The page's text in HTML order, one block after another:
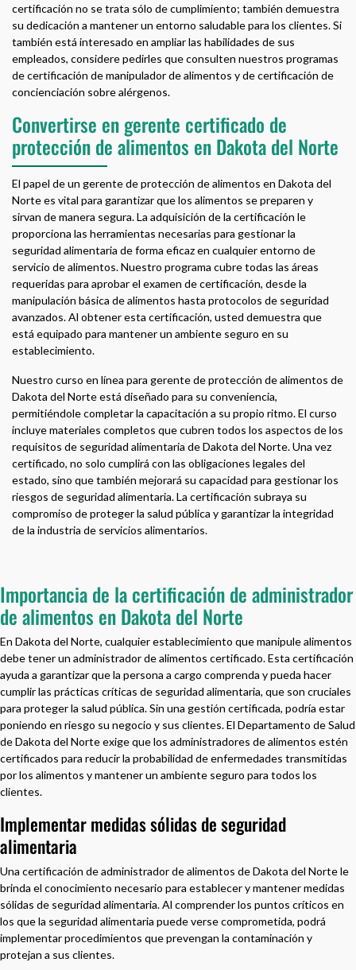
certificación no se trata sólo de cumplimiento; también demuestra
su dedicación a mantener un entorno saludable para los clientes. Si
también está interesado en ampliar las habilidades de sus
empleados, considere pedirles que consulten nuestros programas
de certificación de manipulador de alimentos y de certificación de
concienciación sobre alérgenos.
Convertirse en gerente certificado de
protección de alimentos en Dakota del Norte
El papel de un gerente de protección de alimentos en Dakota del
Norte es vital para garantizar que los alimentos se preparen y
sirvan de manera segura. La adquisición de la certificación le
proporciona las herramientas necesarias para gestionar la
seguridad alimentaria de forma eficaz en cualquier entorno de
servicio de alimentos. Nuestro programa cubre todas las áreas
requeridas para aprobar el examen de certificación, desde la
manipulación básica de alimentos hasta protocolos de seguridad
avanzados. Al obtener esta certificación, usted demuestra que
está equipado para mantener un ambiente seguro en su
establecimiento.
Nuestro curso en línea para gerente de protección de alimentos de
Dakota del Norte está diseñado para su conveniencia,
permitiéndole completar la capacitación a su propio ritmo. El curso
incluye materiales completos que cubren todos los aspectos de los
requisitos de seguridad alimentaria de Dakota del Norte. Una vez
certificado, no solo cumplirá con las obligaciones legales del
estado, sino que también mejorará su capacidad para gestionar los
riesgos de seguridad alimentaria. La certificación subraya su
compromiso de proteger la salud pública y garantizar la integridad
de la industria de servicios alimentarios.
Importancia de la certificación de administrador
de alimentos en Dakota del Norte
En Dakota del Norte, cualquier establecimiento que manipule alimentos
debe tener un administrador de alimentos certificado. Esta certificación
ayuda a garantizar que la persona a cargo comprenda y pueda hacer
cumplir las prácticas críticas de seguridad alimentaria, que son cruciales
para proteger la salud pública. Sin una gestión certificada, podría estar
poniendo en riesgo su negocio y sus clientes. El Departamento de Salud
de Dakota del Norte exige que los administradores de alimentos estén
certificados para reducir la probabilidad de enfermedades transmitidas
por los alimentos y mantener un ambiente seguro para todos los
clientes.
Implementar medidas sólidas de seguridad
alimentaria
Una certificación de administrador de alimentos de Dakota del Norte le
brinda el conocimiento necesario para establecer y mantener medidas
sólidas de seguridad alimentaria. Al comprender los puntos críticos en
los que la seguridad alimentaria puede verse comprometida, podrá
implementar procedimientos que prevengan la contaminación y
protejan a sus clientes.